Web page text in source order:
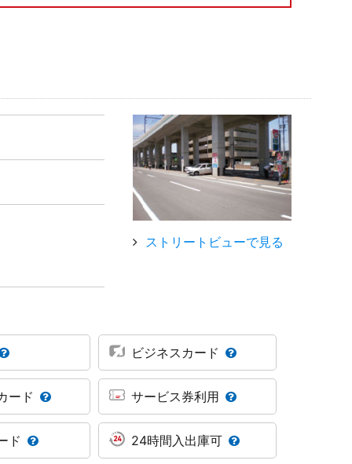
ストリートビューで見る
ビジネスカード
ード サービス券利用
ド 24時間入出庫可